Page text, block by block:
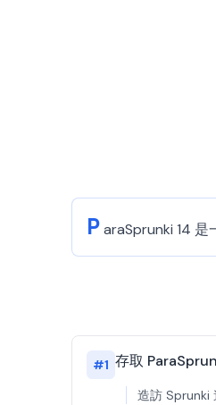
ParaSprunki 14 是
#1 存取
造訪 Sprunki